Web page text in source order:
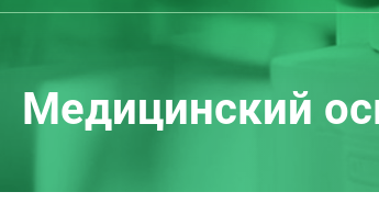
Медицинский